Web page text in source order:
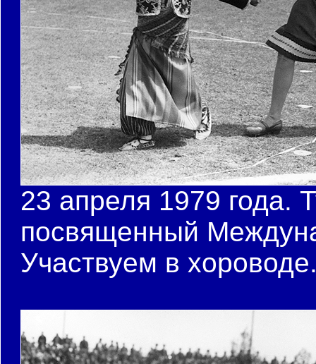
23 апреля 1979 года.
посвященный
Участвуем в